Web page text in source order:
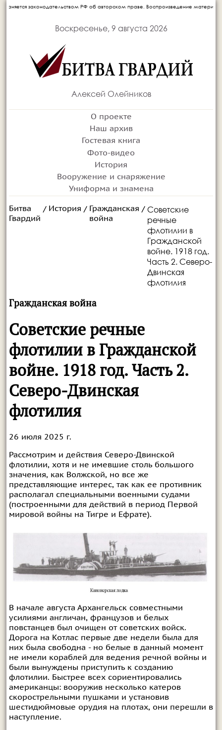
законодательством РФ об авторском праве. Воспроизведение материалов
Воскресенье, 9 августа 2026
Алексей Олейников
О проекте
Наш архив
Гостевая книга
Фото-видео
История
Вооружение и снаряжение
Униформа и знамена
Битва
Гвардий
/ История / Гражданская
война
/ Советские
речные
флотилии в
Гражданской
войне. 1918 год.
Часть 2. Северо-
Двинская
флотилия
Гражданская война
Советские речные
флотилии в Гражданской
войне. 1918 год. Часть 2.
Северо-Двинская
флотилия
26 июля 2025 г.
Рассмотрим и действия Северо-Двинской
флотилии, хотя и не имевшие столь большого
значения, как Волжской, но все же
представляющие интерес, так как ее противник
располагал специальными военными судами
(построенными для действий в период Первой
мировой войны на Тигре и Ефрате).
В начале августа Архангельск совместными
усилиями англичан, французов и белых
повстанцев был очищен от советских войск.
Дорога на Котлас первые две недели была для
них была свободна - но белые в данный момент
не имели кораблей для ведения речной войны и
были вынуждены приступить к созданию
флотилии. Быстрее всех сориентировались
американцы: вооружив несколько катеров
скорострельными пушками и установив
шестидюймовые орудия на плотах, они перешли в
наступление.